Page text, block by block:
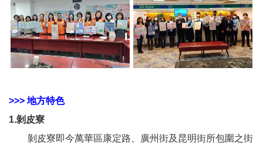
>>> 地方特色
1.剝皮寮
剝皮寮即今萬華區康定路、廣州街及昆明街所包圍之街